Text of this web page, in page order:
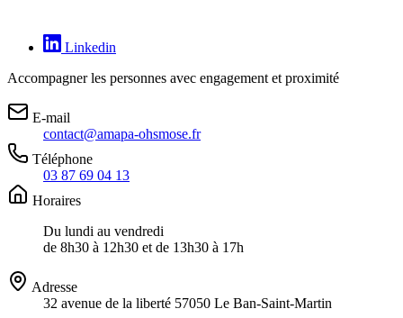
Linkedin
Accompagner les personnes avec engagement et proximité
E-mail
contact@amapa-ohsmose.fr
Téléphone
03 87 69 04 13
Horaires
Du lundi au vendredi
de 8h30 à 12h30 et de 13h30 à 17h
Adresse
32 avenue de la liberté 57050 Le Ban-Saint-Martin